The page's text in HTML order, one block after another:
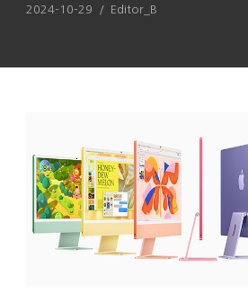
2024-10-29 / Editor_B